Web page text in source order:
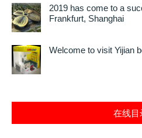
2019 has come to a
Frankfurt, Shanghai
Welcome to visit Yijian
在线目